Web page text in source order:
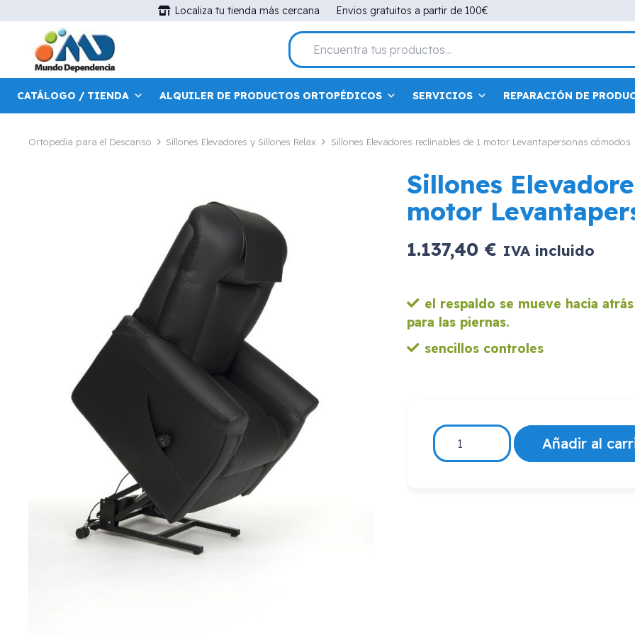
Localiza tu tienda más cercana Envios gratuitos a partir de 100€
CATÁLOGO / TIENDA ALQUILER DE PRODUCTOS ORTOPÉDICOS SERVICIOS REPARACIÓN DE
Ortopedia para el Descanso Sillones Elevadores y Sillones Relax Sillones Elevadores reclinables de 1 motor Levantapersonas cómodos
Sillones
motor
1.137,40 € IVA incluido
el respaldo se mueve hacia
para las piernas.
sencillos controles
Sillones
Elevadores
Añadir al